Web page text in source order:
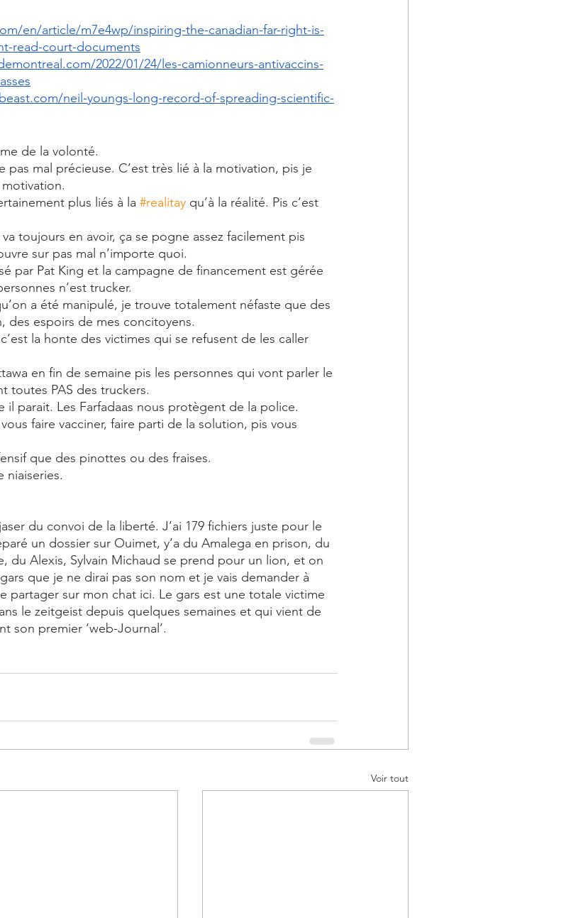
en/article/m7e4wp/inspiring-the-canadian-far-right-is-
read-court-documents
2022/01/24/les-camionneurs-antivaccins-
neil-youngs-long-record-of-spreading-scientific-
de la volonté.
pas mal précieuse. C’est très lié à la motivation, pis je
plus liés à la #realitay qu’à la réalité. Pis c’est
va toujours en avoir, ça se pogne assez facilement pis
sur pas mal n’importe quoi.
par Pat King et la campagne de financement est gérée
n’est trucker.
a été manipulé, je trouve totalement néfaste que des
des espoirs de mes concitoyens.
la honte des victimes qui se refusent de les caller
en fin de semaine pis les personnes qui vont parler le
toutes PAS des truckers.
il parait. Les Farfadaas nous protègent de la police.
faire vacciner, faire parti de la solution, pis vous
que des pinottes ou des fraises.
niaiseries.
du convoi de la liberté. J’ai 179 fichiers juste pour le
un dossier sur Ouimet, y’a du Amalega en prison, du
du Alexis, Sylvain Michaud se prend pour un lion, et on
que je ne dirai pas son nom et je vais demander à
partager sur mon chat ici. Le gars est une totale victime
le zeitgeist depuis quelques semaines et qui vient de
son premier ‘web-Journal’.
Voir tout